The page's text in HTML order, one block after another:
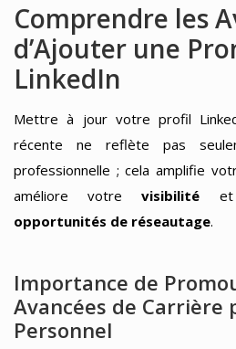
Comprendre les
d’Ajouter une
LinkedIn
Mettre à jour votre profil
récente ne reflète pas
professionnelle ; cela amplifie
améliore votrevisibilité et
opportunités de réseautage.
Importance de
Avancées de Carrière
Personnel